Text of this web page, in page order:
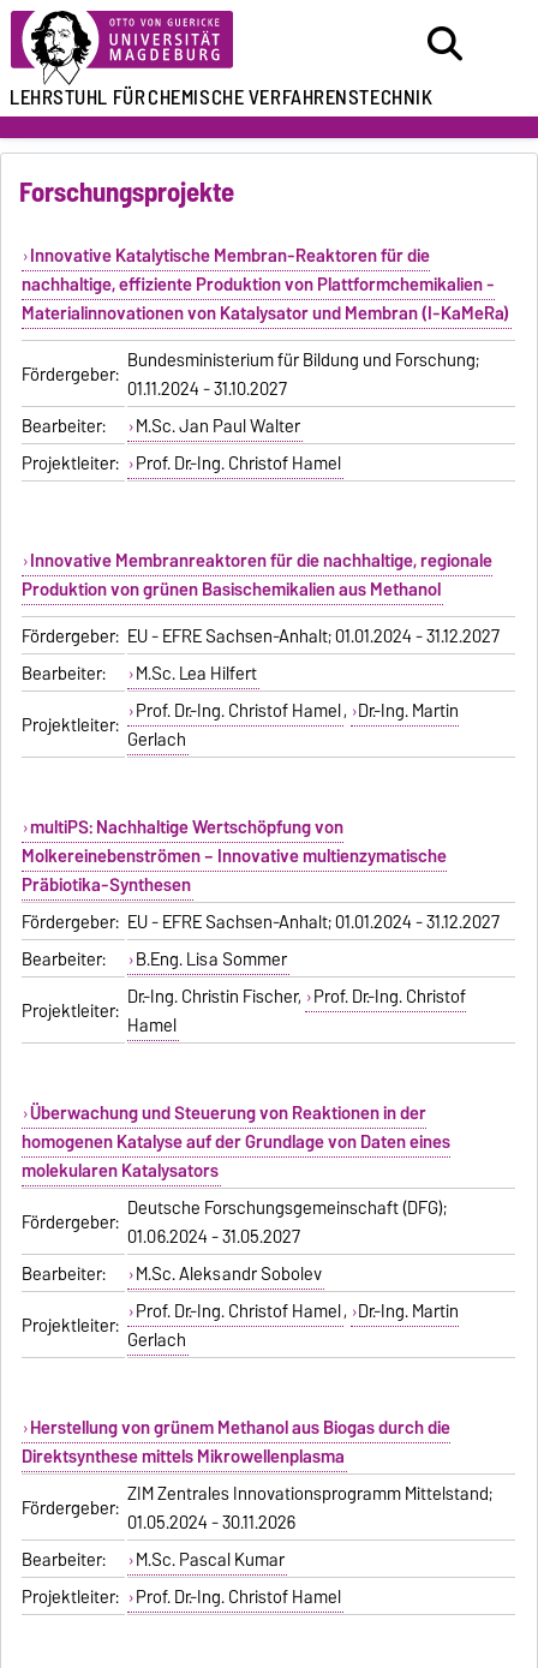
LEHRSTUHL FÜRCHEMISCHE VERFAHRENSTECHNIK
Forschungsprojekte
Innovative Katalytische Membran-Reaktoren für die
nachhaltige, effiziente Produktion von Plattformchemikalien -
Materialinnovationen von Katalysator und Membran (I-KaMeRa)
Fördergeber: Bundesministerium für Bildung und Forschung;
01.11.2024 - 31.10.2027
Bearbeiter:
M.Sc. Jan Paul Walter
Projektleiter:
Prof. Dr.-Ing. Christof Hamel
Innovative Membranreaktoren für die nachhaltige, regionale
Produktion von grünen Basischemikalien aus Methanol
Fördergeber: EU - EFRE Sachsen-Anhalt; 01.01.2024 - 31.12.2027
Bearbeiter:
M.Sc. Lea Hilfert
Projektleiter:
Prof. Dr.-Ing. Christof Hamel, Dr.-Ing. Martin
Gerlach
multiPS: Nachhaltige Wertschöpfung von
Molkereinebenströmen – Innovative multienzymatische
Präbiotika-Synthesen
Fördergeber: EU - EFRE Sachsen-Anhalt; 01.01.2024 - 31.12.2027
Bearbeiter:
B.Eng. Lisa Sommer
Projektleiter: Dr.-Ing. Christin Fischer, Prof. Dr.-Ing. Christof
Hamel
Überwachung und Steuerung von Reaktionen in der
homogenen Katalyse auf der Grundlage von Daten eines
molekularen Katalysators
Fördergeber: Deutsche Forschungsgemeinschaft (DFG);
01.06.2024 - 31.05.2027
Bearbeiter:
M.Sc. Aleksandr Sobolev
Projektleiter:
Prof. Dr.-Ing. Christof Hamel, Dr.-Ing. Martin
Gerlach
Herstellung von grünem Methanol aus Biogas durch die
Direktsynthese mittels Mikrowellenplasma
Fördergeber: ZIM Zentrales Innovationsprogramm Mittelstand;
01.05.2024 - 30.11.2026
Bearbeiter:
M.Sc. Pascal Kumar
Projektleiter:
Prof. Dr.-Ing. Christof Hamel